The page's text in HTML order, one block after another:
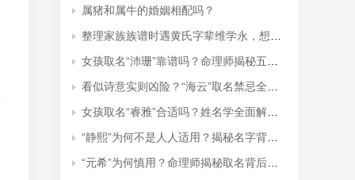
属猪和属牛的婚姻相配吗？
整理家族族谱时遇黄氏字辈维学永，想知道后续接续的是什么字辈？
女孩取名“沛珊”靠谱吗？命理师揭秘五行隐患与适配命格
看似诗意实则凶险？“海云”取名禁忌全解析
女孩取名“睿雅”合适吗？姓名学全面解读吉凶与禁忌
“静熙”为何不是人人适用？揭秘名字背后的五行失衡与命理隐患
“元希”为何慎用？命理师揭秘取名背后的五行忌讳